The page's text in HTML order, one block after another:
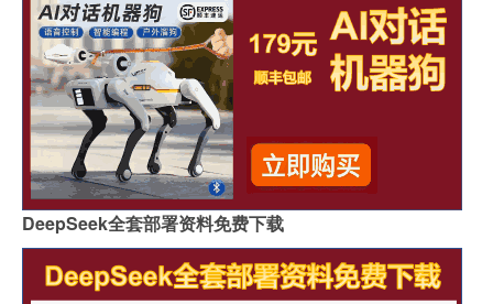
DeepSeek全套部署资料免费下载